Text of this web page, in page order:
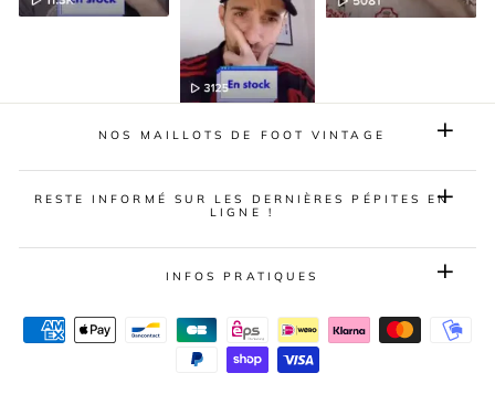
NOS MAILLOTS DE FOOT VINTAGE
RESTE INFORMÉ SUR LES DERNIÈRES PÉPITES EN
LIGNE !
INFOS PRATIQUES